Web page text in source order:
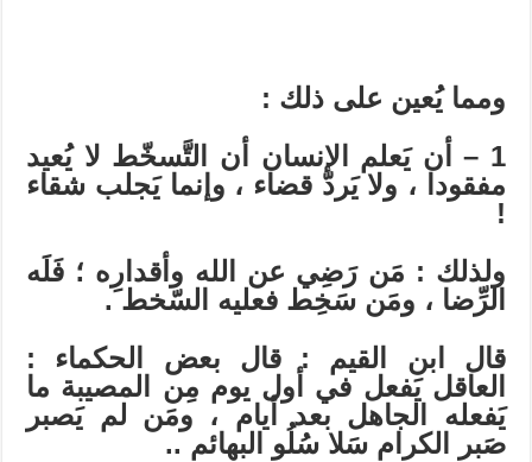
ومما يُعين على ذلك :
1 – أن يَعلم الإنسان أن التَّسخّط لا يُعيد
مفقودا ، ولا يَردّ قضاء ، وإنما يَجلب شقاء
!
ولذلك : مَن رَضِي عن الله وأقدارِه ؛ فَلَه
الرِّضا ، ومَن سَخِط فعليه السّخط .
قال ابن القيم : قال بعض الحكماء :
العاقل يَفعل في أول يوم مِن المصيبة ما
يَفعله الجاهل بعد أيام ، ومَن لم يَصبر
صَبر الكرام سَلا سُلُو البهائم ..